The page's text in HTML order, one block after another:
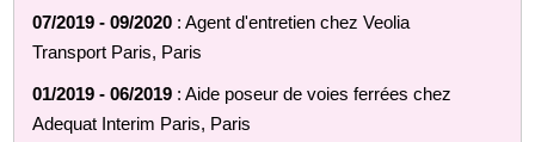
07/2019 - 09/2020 : Agent d'entretien chez Veolia
Transport Paris, Paris
01/2019 - 06/2019 : Aide poseur de voies ferrées chez
Adequat Interim Paris, Paris